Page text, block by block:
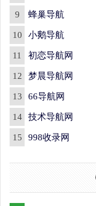
9 蜂巢导航
10 小鹅导航
11 初恋导航网
12 梦晨导航网
13 66导航网
14 技术导航网
15 998收录网